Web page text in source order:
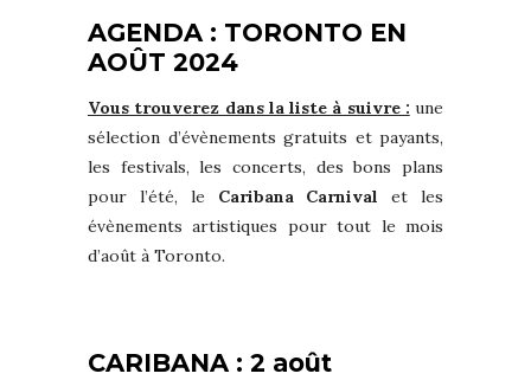
AGENDA : TORONTO EN
AOÛT 2024
Vous trouverez dans la liste à suivre : une
sélection d’évènements gratuits et payants,
les festivals, les concerts, des bons plans
pour l’été, le Caribana Carnival et les
évènements artistiques pour tout le mois
d’août à Toronto.
CARIBANA : 2 août